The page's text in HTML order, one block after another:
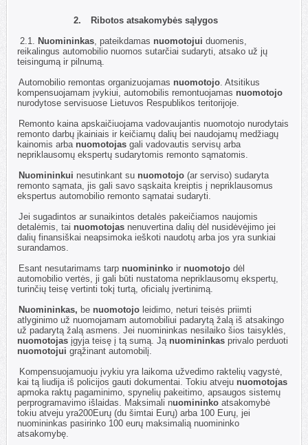
2.
Ribotos atsakomybės sąlygos
2.1. Nuomininkas, pateikdamas nuomotojui duomenis,
reikalingus automobilio nuomos sutarčiai sudaryti, atsako už jų
teisingumą ir pilnumą.
Automobilio remontas organizuojamas nuomotojo. Atsitikus
kompensuojamam įvykiui, automobilis remontuojamas nuomotojo
nurodytose servisuose Lietuvos Respublikos teritorijoje.
Remonto kaina apskaičiuojama vadovaujantis nuomotojo nurodytais
remonto darbų įkainiais ir keičiamų dalių bei naudojamų medžiagų
kainomis arba nuomotojas gali vadovautis servisų arba
nepriklausomų ekspertų sudarytomis remonto sąmatomis.
Nuomininkui nesutinkant su nuomotojo (ar serviso) sudaryta
remonto sąmata, jis gali savo sąskaita kreiptis į nepriklausomus
ekspertus automobilio remonto sąmatai sudaryti.
Jei sugadintos ar sunaikintos detalės pakeičiamos naujomis
detalėmis, tai nuomotojas nenuvertina dalių dėl nusidėvėjimo jei
dalių finansiškai neapsimoka ieškoti naudotų arba jos yra sunkiai
surandamos.
Esant nesutarimams tarp nuomininko ir nuomotojo dėl
automobilio vertės, ji gali būti nustatoma nepriklausomų ekspertų,
turinčių teisę vertinti tokį turtą, oficialų įvertinimą.
Nuomininkas, be nuomotojo leidimo, neturi teisės priimti
atlyginimo už nuomojamam automobiliui padarytą žalą iš atsakingo
už padarytą žalą asmens. Jei nuomininkas nesilaiko šios taisyklės,
nuomotojas įgyja teisę į tą sumą. Ją nuomininkas privalo perduoti
nuomotojui grąžinant automobilį.
Kompensuojamuoju įvykiu yra laikoma užvedimo raktelių vagystė,
kai tą liudija iš policijos gauti dokumentai. Tokiu atveju nuomotojas
apmoka raktų pagaminimo, spynelių pakeitimo, apsaugos sistemų
perprogramavimo išlaidas. Maksimali nuomininko atsakomybė
tokiu atveju yra200Eurų (du šimtai Eurų) arba 100 Eurų, jei
nuomininkas pasirinko 100 eurų maksimalią nuomininko
atsakomybę.